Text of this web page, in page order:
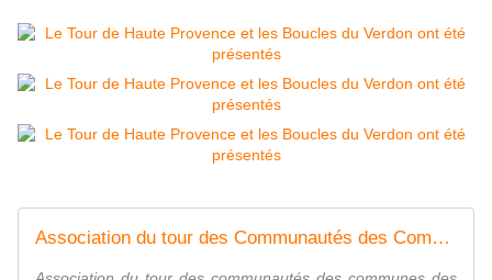
Association du tour des Communautés des Communes